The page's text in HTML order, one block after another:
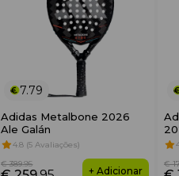
7.79
Adidas Metalbone 2026
Ale Galán
4.8 (5 Avaliações)
€ 389.95
+ Adicionar
€